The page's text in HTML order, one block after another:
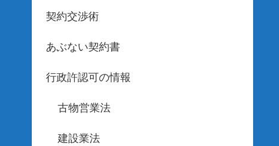
契約交渉術
あぶない契約書
行政許認可の情報
古物営業法
建設業法